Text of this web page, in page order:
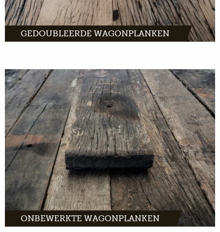
GEDOUBLEERDE WAGONPLANKEN
Onbewerkte wagonplanken komen
rechtstreeks van oude goederenwagons in
heel Europa. Met het juiste gereedschap maak
je van dit hout unieke producten.
MEER INFO
ONBEWERKTE WAGONPLANKEN